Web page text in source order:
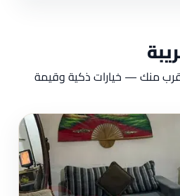
منك — خيارات ذكية وقيمة